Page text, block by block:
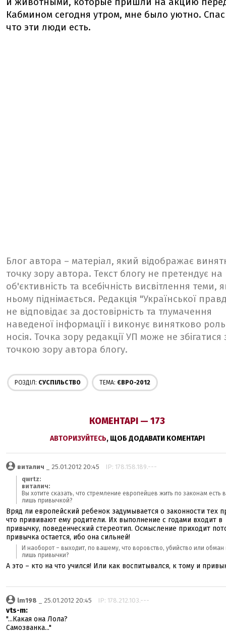
Кабмином сегодня утром, мне было уютно.
что эти люди есть.
Блог автора – матеріал, який відображає
точку зору автора. Текст блогу не претендує на
об'єктивність та всебічність висвітлення теми,
ньому піднімається. Редакція "Української
не відповідає за достовірність та тлумачення
наведеної інформації і виконує винятково роль
носія. Точка зору редакції УП може не збігатися
точкою зору автора блогу.
РОЗДІЛ: СУСПІЛЬСТВО ТЕМА: ЄВРО-2012
КОМЕНТАРІ — 173
АВТОРИЗУЙТЕСЬ, ЩОБ ДОДАВАТИ КОМЕНТАРІ
виталич _ 25.01.2012 20:45 IP: 178.158.189.---
qwrtz:
виталич:
Вы хотите сказать, что стремление европейцев жить по законам есть
лишь привычкой?
Вряд ли европейский ребенок задумывается о законности тех
что прививают ему родители. Их выполнение с годами входит в
привычку, поведенческий стереотип. Осмысление приходит
привычка остается, ибо она сильней!
И наоборот – выходит, по вашему, что воровство, убийство или обман
лишь привычки?
А это – кто на что учился! Или как воспитывался, к тому и
lm198 _ 25.01.2012 20:45 IP: 178.212.103.---
vts-m:
"...Какая она Лола?
Самозванка..."